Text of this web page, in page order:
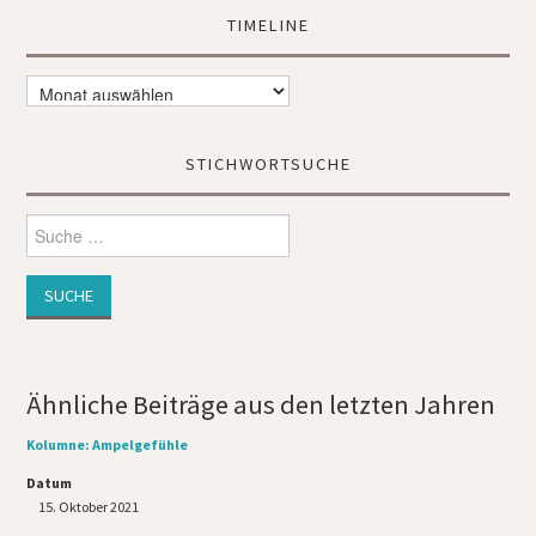
TIMELINE
Timeline
STICHWORTSUCHE
Suche
nach:
Ähnliche Beiträge aus den letzten Jahren
Kolumne: Ampelgefühle
Datum
15. Oktober 2021